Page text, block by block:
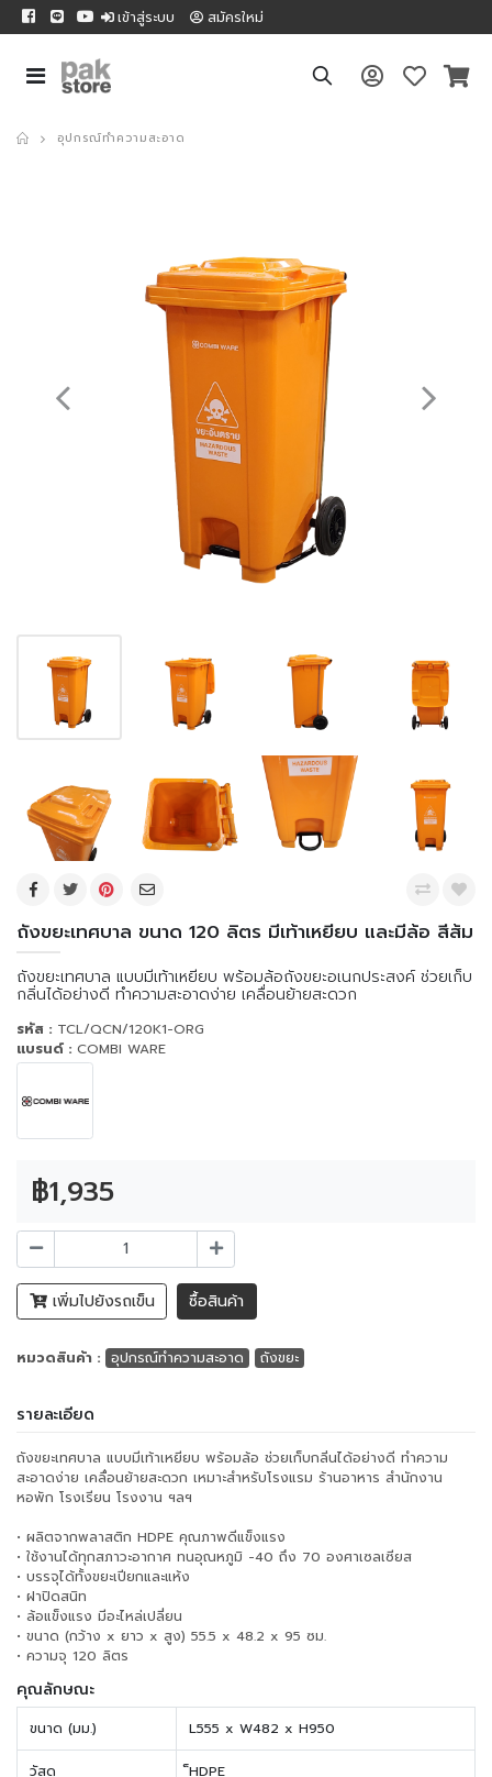
เข้าสู่ระบบ สมัครใหม่
อุปกรณ์ทำความสะอาด
ถังขยะเทศบาล ขนาด 120 ลิตร มีเท้าเหยียบ และมีล้อ สีส้ม
ถังขยะเทศบาล แบบมีเท้าเหยียบ พร้อมล้อถังขยะอเนกประสงค์ ช่วยเก็บ
กลิ่นได้อย่างดี ทำความสะอาดง่าย เคลื่อนย้ายสะดวก
รหัส : TCL/QCN/120K1-ORG
แบรนด์ : COMBI WARE
฿1,935
เพิ่มไปยังรถเข็น ซื้อสินค้า
หมวดสินค้า : อุปกรณ์ทำความสะอาด ถังขยะ
รายละเอียด
ถังขยะเทศบาล แบบมีเท้าเหยียบ พร้อมล้อ ช่วยเก็บกลิ่นได้อย่างดี ทำความ
สะอาดง่าย เคลื่อนย้ายสะดวก เหมาะสำหรับโรงแรม ร้านอาหาร สำนักงาน
หอพัก โรงเรียน โรงงาน ฯลฯ
• ผลิตจากพลาสติก HDPE คุณภาพดีแข็งแรง
• ใช้งานได้ทุกสภาวะอากาศ ทนอุณหภูมิ -40 ถึง 70 องศาเซลเซียส
• บรรจุได้ทั้งขยะเปียกและแห้ง
• ฝาปิดสนิท
• ล้อแข็งแรง มีอะไหล่เปลี่ยน
• ขนาด (กว้าง x ยาว x สูง) 55.5 x 48.2 x 95 ซม.
• ความจุ 120 ลิตร
คุณลักษณะ
ขนาด (มม.) L555 x W482 x H950
วัสดุ ็HDPE